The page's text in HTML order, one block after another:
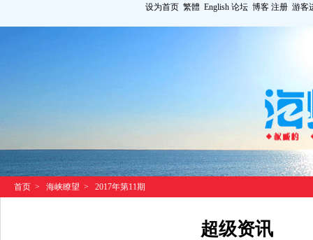
设为首页 繁體 English 论坛 博客 注册 游客
首页 > 海峡瞭望 > 2017年第11期
超级资讯